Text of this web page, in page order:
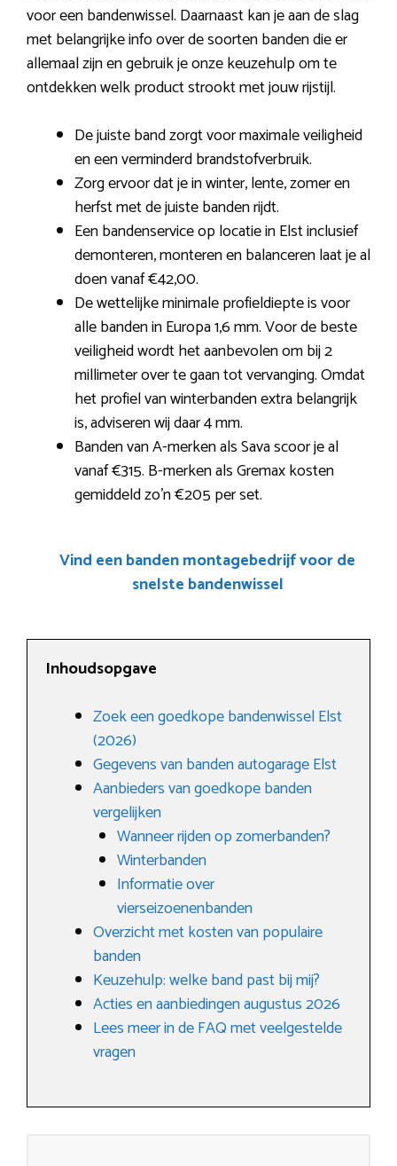
voor een bandenwissel. Daarnaast kan je aan de slag
met belangrijke info over de soorten banden die er
allemaal zijn en gebruik je onze keuzehulp om te
ontdekken welk product strookt met jouw rijstijl.
De juiste band zorgt voor maximale veiligheid
en een verminderd brandstofverbruik.
Zorg ervoor dat je in winter, lente, zomer en
herfst met de juiste banden rijdt.
Een bandenservice op locatie in Elst inclusief
demonteren, monteren en balanceren laat je al
doen vanaf €42,00.
De wettelijke minimale profieldiepte is voor
alle banden in Europa 1,6 mm. Voor de beste
veiligheid wordt het aanbevolen om bij 2
millimeter over te gaan tot vervanging. Omdat
het profiel van winterbanden extra belangrijk
is, adviseren wij daar 4 mm.
Banden van A-merken als Sava scoor je al
vanaf €315. B-merken als Gremax kosten
gemiddeld zo’n €205 per set.
Vind een banden montagebedrijf voor de
snelste bandenwissel
Inhoudsopgave
Zoek een goedkope bandenwissel Elst
(2026)
Gegevens van banden autogarage Elst
Aanbieders van goedkope banden
vergelijken
Wanneer rijden op zomerbanden?
Winterbanden
Informatie over
vierseizoenenbanden
Overzicht met kosten van populaire
banden
Keuzehulp: welke band past bij mij?
Acties en aanbiedingen augustus 2026
Lees meer in de FAQ met veelgestelde
vragen